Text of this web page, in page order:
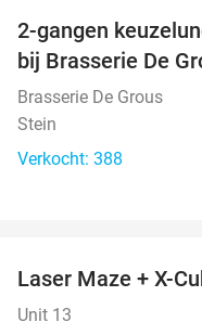
2-gangen
bij Brasserie De
Brasserie De Grous
Stein
Verkocht: 388
Laser Maze + X-
Unit 13